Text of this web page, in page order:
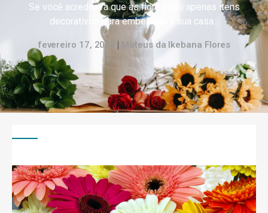
Se você acreditava que as flores são apenas itens
decorativos para embelezar a sua casa...
fevereiro 17, 2022 Mateus da Ikebana Flores